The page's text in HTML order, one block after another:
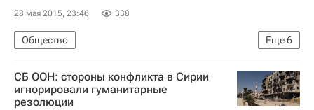
28 мая 2015, 23:46 338
Еще6
Общество
Московская область (Подмосковье)
Центральный ФО
Весь мир
Европа
Андрей Воробьев
СБ ООН: стороны конфликта в Сирии
игнорировали гуманитарные
резолюции